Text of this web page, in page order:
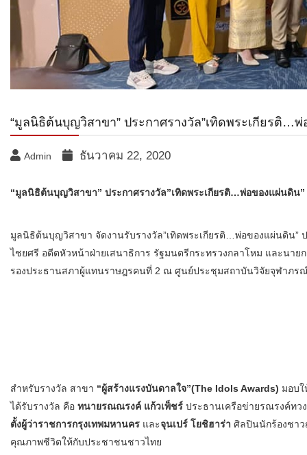
“มูลนิธิต้นบุญวิสาขา” ประกาศรางวัล”เทิดพระเกียรติ…
Admin ธันวาคม 22, 2020
“มูลนิธิต้นบุญวิสาขา” ประกาศรางวัล”เทิดพระเกียรติ…พ่อของแผ่นดิน”
มูลนิธิต้นบุญวิสาขา จัดงานรับรางวัล”เทิดพระเกียรติ…พ่อของแผ่นดิน”
ไชยศรี อดีตหัวหน้าฝ่ายเสนาธิการ รัฐมนตรีกระทรวงกลาโหม และนา
รองประธานสภาผู้แทนราษฎรคนที่ 2 ณ ศูนย์ประชุมสถาบันวิจัยจุฬาภรณ์
สำหรับรางวัล สาขา “ผู้สร้างแรงบันดาลใจ”(The Idols Awards) มอบ
ได้รับรางวัล คือ ทนายรณณรงค์ แก้วเพ็ชร์ ประธานเครือข่ายรณรงค์ท
ตั้งผู้ว่าราชการกรุงเทพมหานคร และจุนเปร์ โยชิฮาร่า ศิลปินนักร้องชา
คุณภาพชีวิตให้กับประชาชนชาวไทย